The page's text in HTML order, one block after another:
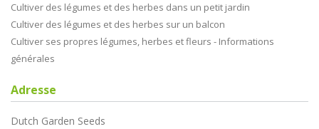
Cultiver des légumes et des herbes dans un petit jardin
Cultiver des légumes et des herbes sur un balcon
Cultiver ses propres légumes, herbes et fleurs - Informations
générales
Adresse
Dutch Garden Seeds